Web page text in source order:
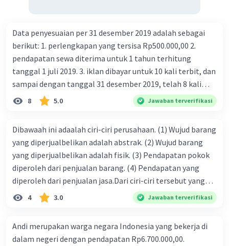
Data penyesuaian per 31 desember 2019 adalah sebagai
berikut: 1. perlengkapan yang tersisa Rp500.000,00 2.
pendapatan sewa diterima untuk 1 tahun terhitung
tanggal 1 juli 2019. 3. iklan dibayar untuk 10 kali terbit, dan
sampai dengan tanggal 31 desember 2019, telah 8 kali
terbit. 4. gaji terutang untuk periode berjalan sebesar
Rp800.000,00 dari data di atas, pencatatan jurnal pembalik
8 5.0 Jawaban terverifikasi
Dibawaah ini adaalah ciri-ciri perusahaan. (1) Wujud barang
yang diperjualbelikan adalah abstrak. (2) Wujud barang
yang diperjualbelikan adalah fisik. (3) Pendapatan pokok
diperoleh dari penjualan barang. (4) Pendapatan yang
diperoleh dari penjualan jasa.Dari ciri-ciri tersebut yang
merupakan ciri dari perusahaan dagang ditunjukan pada
nomor…. a. 1 dan 3 b. 3 dan 4 c. 2 dan 3 d. 1 dan 2 e. 2 dan 4
4 3.0 Jawaban terverifikasi
Andi merupakan warga negara Indonesia yang bekerja di
dalam negeri dengan pendapatan Rp6.700.000,00.